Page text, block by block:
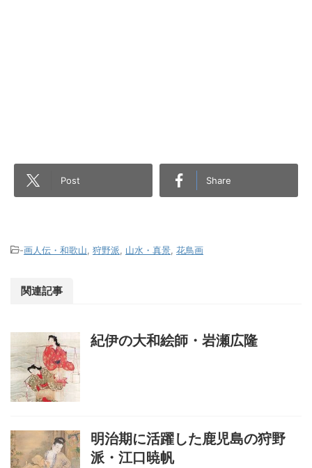
Post Share
-画人伝・和歌山 狩野派 山水・真景 花鳥画
関連記事
紀伊の大和絵師・岩瀬広隆
明治期に活躍した鹿児島の狩野
派・江口暁帆